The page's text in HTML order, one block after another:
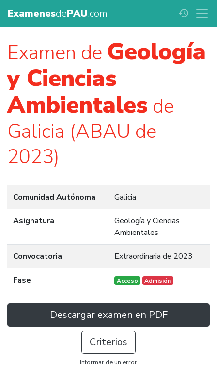
ExamenesdePAU.com history
Examen de Geología
y Ciencias
Ambientales de
Galicia (ABAU de
2023)
Comunidad Autónoma Galicia
Asignatura
Geología y Ciencias
Ambientales
Convocatoria Extraordinaria de 2023
Fase Acceso Admisión
Descargar examen en PDF
Criterios
Informar de un error